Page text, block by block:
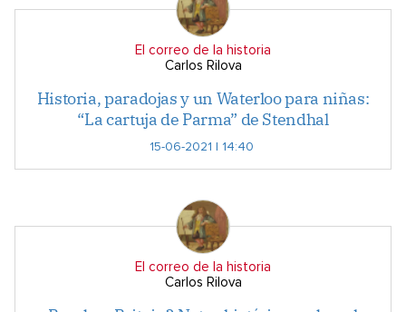
El correo de la historia
Carlos Rilova
Historia, paradojas y un Waterloo para niñas:
“La cartuja de Parma” de Stendhal
15-06-2021 | 14:40
El correo de la historia
Carlos Rilova